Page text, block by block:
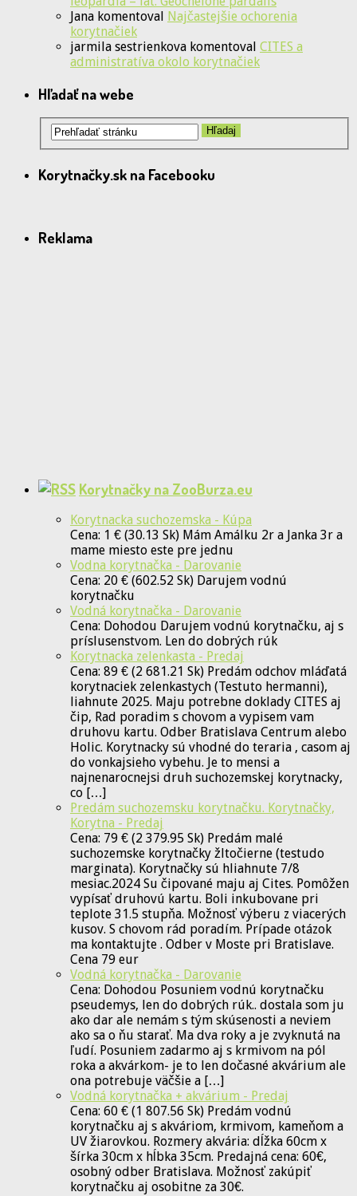
Jana komentoval Najčastejšie ochorenia
korytnačiek
jarmila sestrienkova komentoval CITES a
administratíva okolo korytnačiek
Hľadať na webe
Korytnačky.sk na Facebooku
Reklama
Korytnačky na ZooBurza.eu
Korytnacka suchozemska - Kúpa
Cena: 1 € (30.13 Sk) Mám Amálku 2r a Janka 3r a
mame miesto este pre jednu
Vodna korytnačka - Darovanie
Cena: 20 € (602.52 Sk) Darujem vodnú
korytnačku
Vodná korytnačka - Darovanie
Cena: Dohodou Darujem vodnú korytnačku, aj s
príslusenstvom. Len do dobrých rúk
Korytnacka zelenkasta - Predaj
Cena: 89 € (2 681.21 Sk) Predám odchov mláďatá
korytnaciek zelenkastych (Testuto hermanni),
liahnute 2025. Maju potrebne doklady CITES aj
čip, Rad poradim s chovom a vypisem vam
druhovu kartu. Odber Bratislava Centrum alebo
Holic. Korytnacky sú vhodné do teraria , casom aj
do vonkajsieho vybehu. Je to mensi a
najnenarocnejsi druh suchozemskej korytnacky,
co […]
Predám suchozemsku korytnačku. Korytnačky,
Korytna - Predaj
Cena: 79 € (2 379.95 Sk) Predám malé
suchozemske korytnačky žltočierne (testudo
marginata). Korytnačky sú hliahnute 7/8
mesiac.2024 Su čipované maju aj Cites. Pomôžen
vypísať druhovú kartu. Boli inkubovane pri
teplote 31.5 stupňa. Možnosť výberu z viacerých
kusov. S chovom rád poradím. Prípade otázok
ma kontaktujte . Odber v Moste pri Bratislave.
Cena 79 eur
Vodná korytnačka - Darovanie
Cena: Dohodou Posuniem vodnú korytnačku
pseudemys, len do dobrých rúk.. dostala som ju
ako dar ale nemám s tým skúsenosti a neviem
ako sa o ňu starať. Ma dva roky a je zvyknutá na
ľudí. Posuniem zadarmo aj s krmivom na pól
roka a akvárkom- je to len dočasné akvárium ale
ona potrebuje väčšie a […]
Vodná korytnačka + akvárium - Predaj
Cena: 60 € (1 807.56 Sk) Predám vodnú
korytnačku aj s akváriom, krmivom, kameňom a
UV žiarovkou. Rozmery akvária: dĺžka 60cm x
šírka 30cm x hĺbka 35cm. Predajná cena: 60€,
osobný odber Bratislava. Možnosť zakúpiť
korytnačku aj osobitne za 30€.